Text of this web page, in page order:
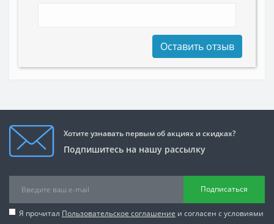
Оставить отзыв
Хотите узнавать первым об акциях и скидках?
Подпишитесь на нашу рассылку
Подписаться
Я прочитал Пользовательское соглашение и согласен с условиями